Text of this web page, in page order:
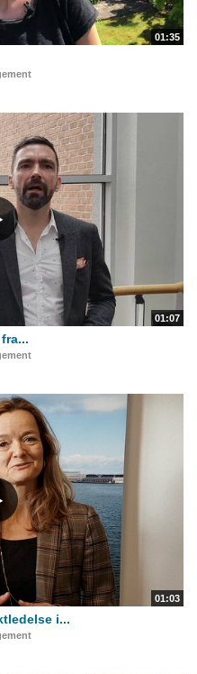
01:35
01:07
01:03
i...